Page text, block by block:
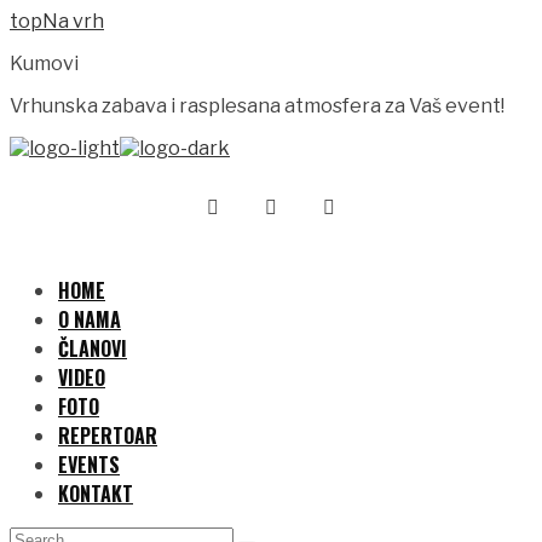
Na vrh
Kumovi
Vrhunska zabava i rasplesana atmosfera za Vaš event!
HOME
O NAMA
ČLANOVI
VIDEO
FOTO
REPERTOAR
EVENTS
KONTAKT